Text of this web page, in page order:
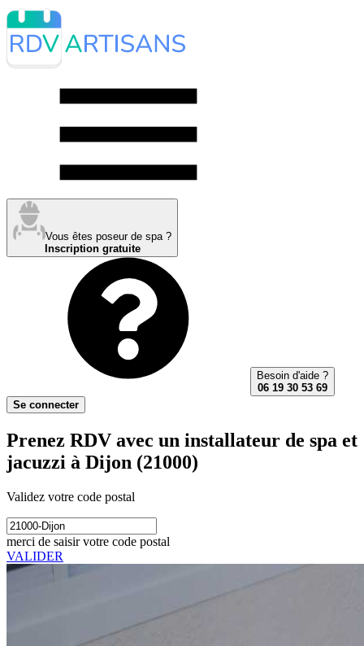
Vous êtes poseur de spa ?
Inscription gratuite
Besoin d'aide ?
06 19 30 53 69
Se connecter
Prenez RDV avec un installateur de spa et
jacuzzi à Dijon (21000)
Validez votre code postal
merci de saisir votre code postal
VALIDER